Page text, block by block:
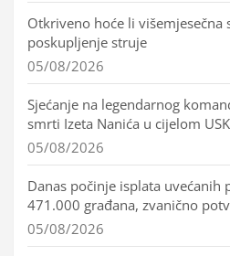
Otkriveno hoće li
poskupljenje struje
05/08/2026
Sjećanje na legendarnog
smrti Izeta Nanića u cijelom
05/08/2026
Danas počinje isplata uvećanih
471.000 građana, zvanično
05/08/2026